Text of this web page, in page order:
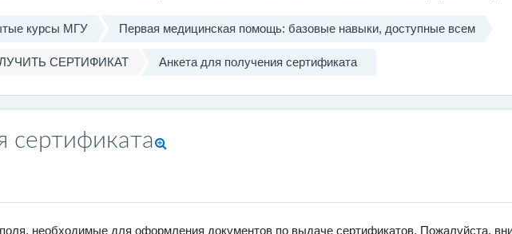
курсы МГУ Первая медицинская помощь: базовые навыки, доступные всем
СЕРТИФИКАТ Анкета для получения сертификата
сертификата
необходимые для оформления документов по выдаче сертификатов. Пожалуйста,